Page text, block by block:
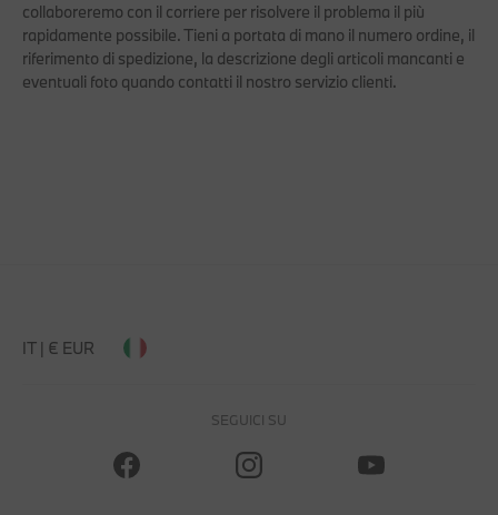
collaboreremo con il corriere per risolvere il problema il più
rapidamente possibile. Tieni a portata di mano il numero ordine, il
riferimento di spedizione, la descrizione degli articoli mancanti e
eventuali foto quando contatti il nostro servizio clienti.
IT | € EUR
SEGUICI SU